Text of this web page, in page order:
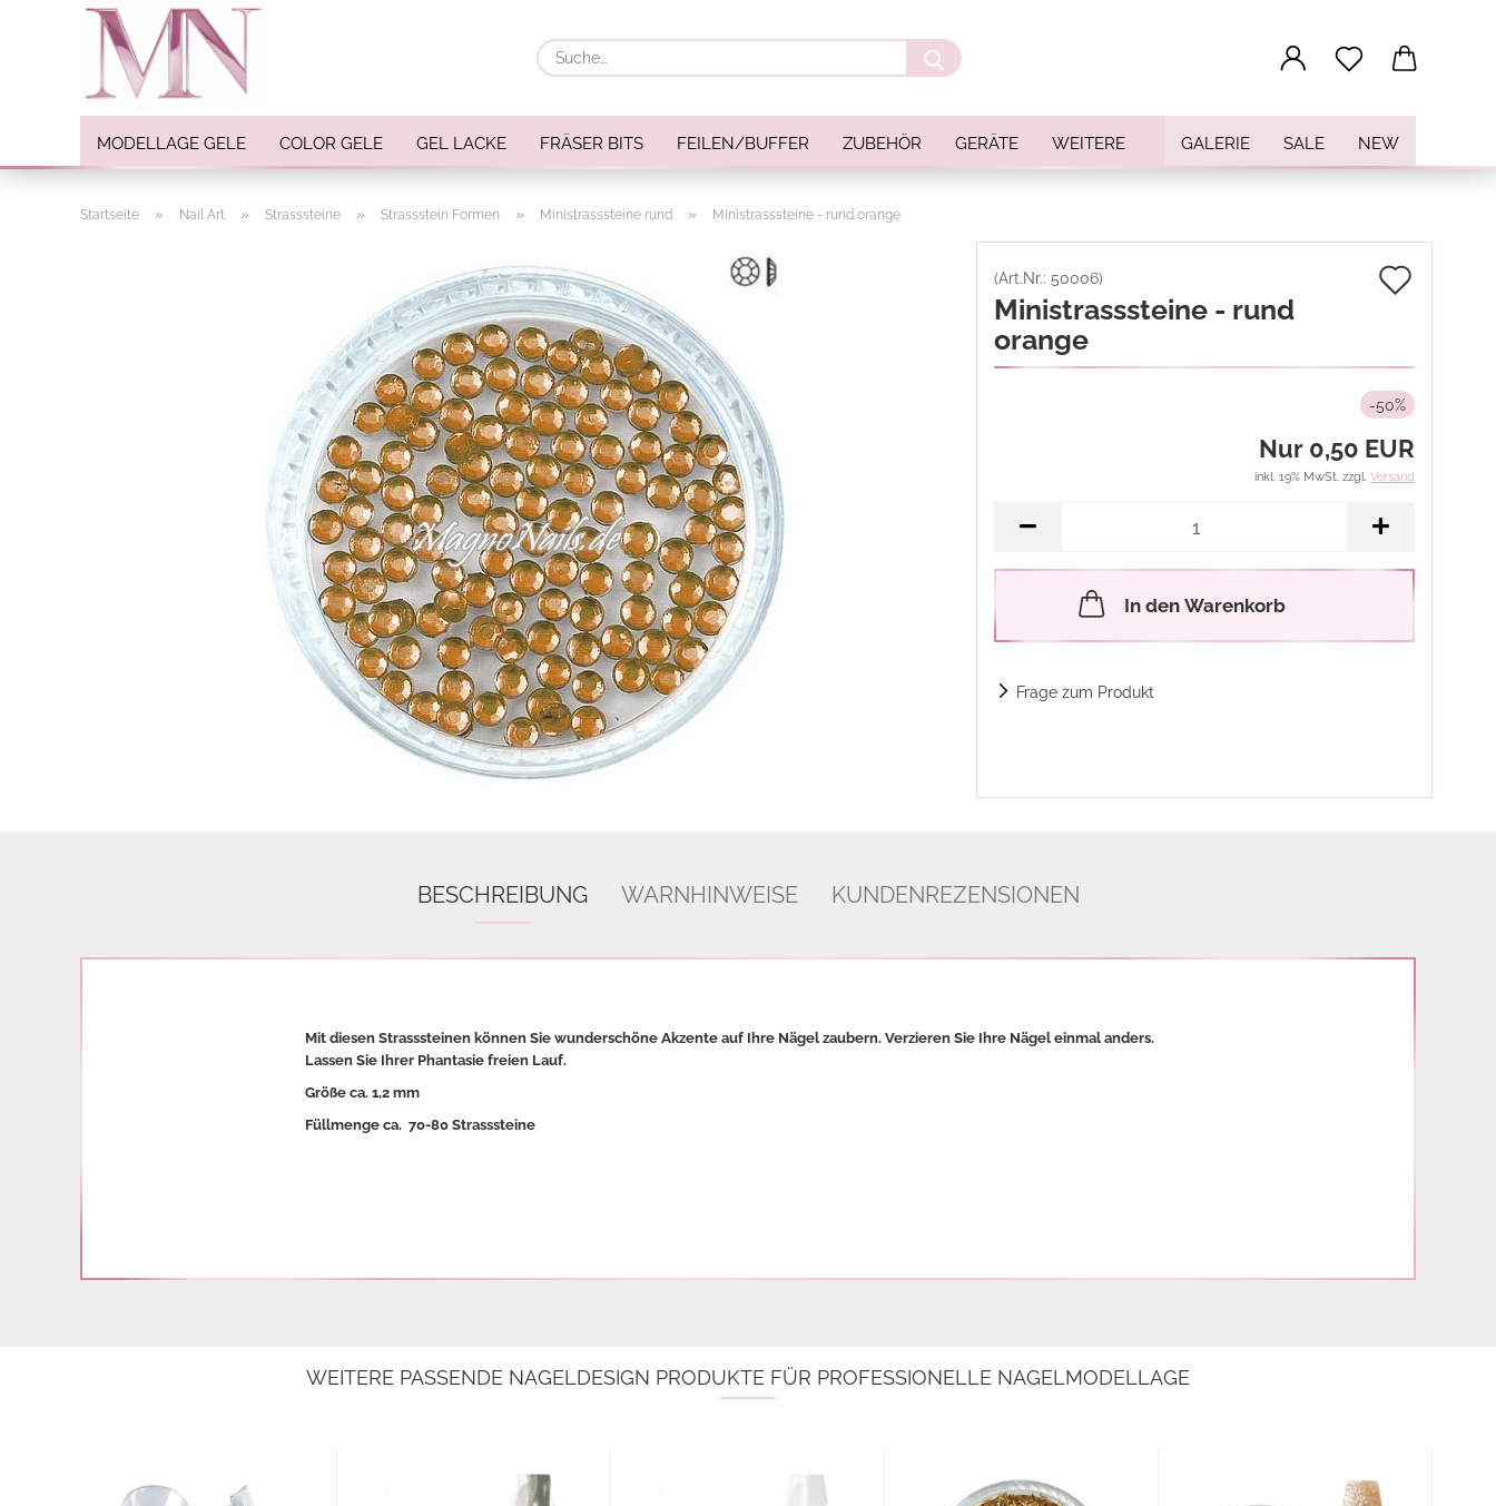
Suche...
MODELLAGE GELE COLOR GELE GEL LACKE FRÄSER BITS FEILEN/BUFFER ZUBEHÖR GERÄTE GALERIE SALE NEW
WEITERE
Nail Sticker
Nail Art Folien
Nail Stamping
Glitter
INK Colors
Nail Art Sets
Airbrush
3D Nail Formen
Feine Acrylfarbe / Aquarell
Nail Piercing
Startseite » Nail Art » Strasssteine » Strassstein Formen » Ministrasssteine rund » Ministrasssteine - rund orange
(Art.Nr.: 50006)
Ministrasssteine - rund
orange
-50%
Nur 0,50 EUR
inkl. 19% MwSt. zzgl. Versand
In den Warenkorb
Frage zum Produkt
BESCHREIBUNG WARNHINWEISE KUNDENREZENSIONEN
Mit diesen Strasssteinen können Sie wunderschöne Akzente auf Ihre Nägel zaubern. Verzieren Sie Ihre Nägel einmal anders.
Lassen Sie Ihrer Phantasie freien Lauf.
Größe ca. 1,2 mm
Füllmenge ca. 70-80 Strasssteine
WEITERE PASSENDE NAGELDESIGN PRODUKTE FÜR PROFESSIONELLE NAGELMODELLAGE